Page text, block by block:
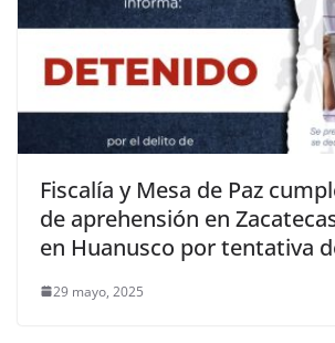
Fiscalía y Mesa de Paz
de aprehensión en
en Huanusco por tentativa
29 mayo, 2025